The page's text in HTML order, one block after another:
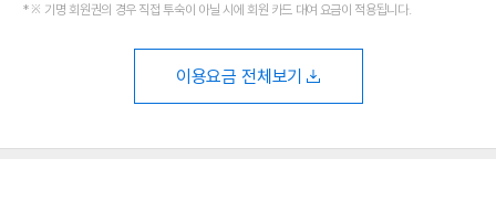
※ 기명 회원권의 경우 직접 투숙이 아닐 시에 회원 카드 대여 요금이 적용됩니다.
이용요금 전체보기